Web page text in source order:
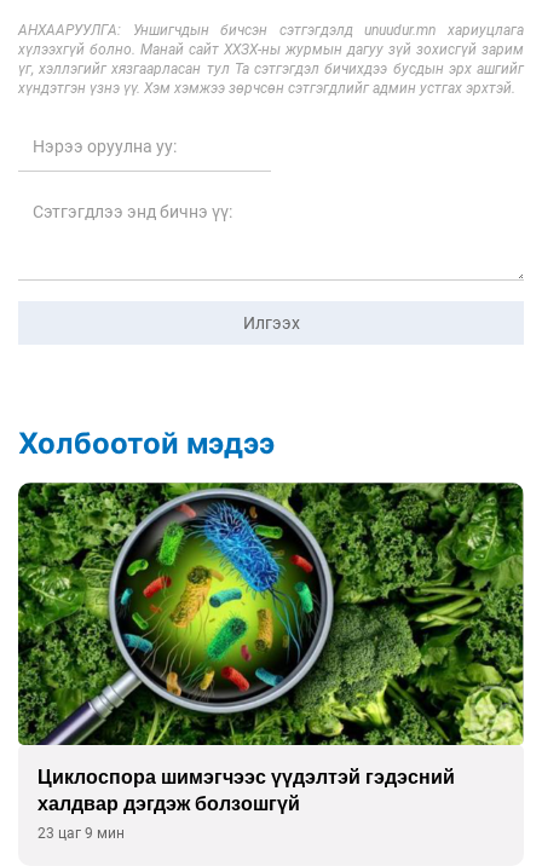
АНХААРУУЛГА: Уншигчдын бичсэн сэтгэгдэлд unuudur.mn хариуцлага
хүлээхгүй болно. Манай сайт ХХЗХ-ны журмын дагуу зүй зохисгүй зарим
үг, хэллэгийг хязгаарласан тул Та сэтгэгдэл бичихдээ бусдын эрх ашгийг
хүндэтгэн үзнэ үү. Хэм хэмжээ зөрчсөн сэтгэгдлийг админ устгах эрхтэй.
Илгээх
Холбоотой мэдээ
Сэтгэцийн эрүүл мэндэд “санаа тавих” олон
улсын хурал зохион байгуулна
23 цаг 39 мин